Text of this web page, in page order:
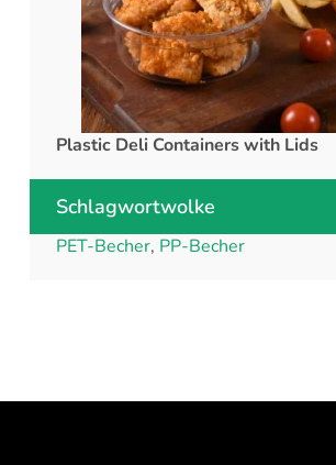
Plastic Deli Containers with Lids
Schlagwortwolke
PET-Becher, PP-Becher